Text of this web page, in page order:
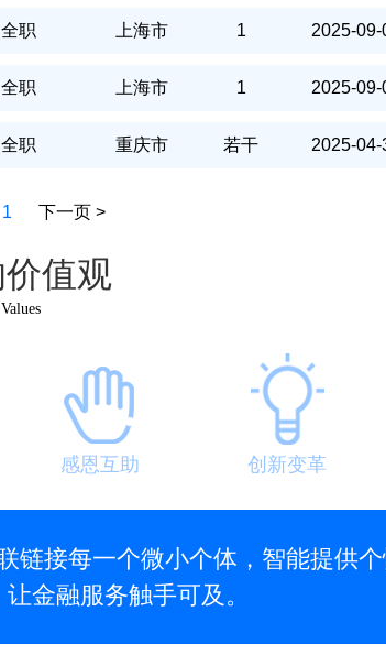
全职 上海市 1 2025-09-
全职 上海市 1 2025-09-
全职 重庆市 若干 2025-04-
1 下一页 >
值观
链接每一个微小个体，智能提供
金融服务触手可及。
感恩互助 创新变革